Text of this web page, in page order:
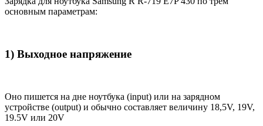
основным параметрам:
1) Выходное напряжение
Оно пишется на дне ноутбука (input) или на зарядном
устройстве (output) и обычно составляет величину 18,5V, 19V,
19.5V или 20V